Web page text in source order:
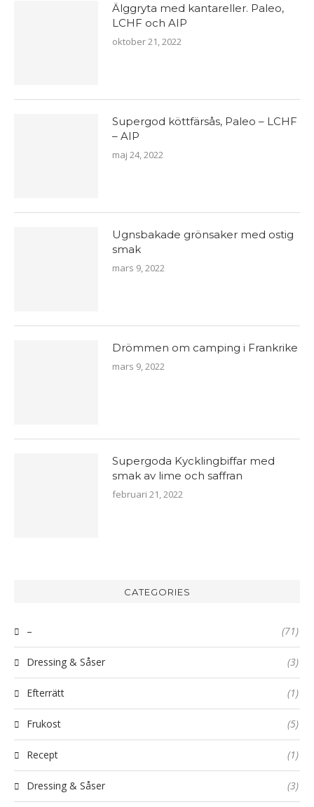
Älggryta med kantareller. Paleo,
LCHF och AIP
oktober 21, 2022
Supergod köttfärsås, Paleo – LCHF
– AIP
maj 24, 2022
Ugnsbakade grönsaker med ostig
smak
mars 9, 2022
Drömmen om camping i Frankrike
mars 9, 2022
Supergoda Kycklingbiffar med
smak av lime och saffran
februari 21, 2022
CATEGORIES
– (71)
Dressing & Såser (3)
Efterrätt (1)
Frukost (5)
Recept (1)
Dressing & Såser (3)